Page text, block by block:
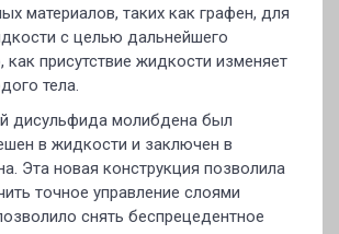
материалов, таких как графен, для
с целью дальнейшего
как присутствие жидкости изменяет
тела.
дисульфида молибдена был
в жидкости и заключен в
Эта новая конструкция позволила
точное управление слоями
снять беспрецедентное